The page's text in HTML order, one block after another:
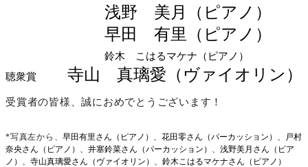
浅野 美月（ピアノ）
早田 有里（ピアノ）
鈴木 こはるマケナ（ピアノ）
聴衆賞 寺山 真璃愛（ヴァイオリン）
受賞者の皆様、誠におめでとうございます！
*写真左から、早田有里さん（ピアノ）、花田零さん（パーカッション）、戸村
奈央さん（ピアノ）、井塞鈴菜さん（パーカッション）、浅野美月さん（ピア
ノ）、寺山真璃愛さん（ヴァイオリン）、鈴木こはるマケナさん（ピアノ）